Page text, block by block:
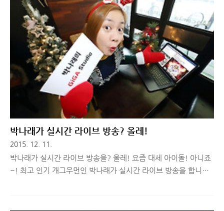
억에 남는 서비스들에 대해서 간단히 정리해보는 시간을 마련했습
니다. 제주도 여행, 그리고 갤럭시 S6와 올레 와이브로 서비스 체
험해단식에서 많은 사람들이 가장 기억에 남는 순간 1위로 선정했
던 '제주도 여행'은 잊지 못할 좋은 추억이 될 것 같습니다. 블로거
생활하면서 1박 2일 여행 가는 일정은 일부러 다 피했..
박나래가 실시간 라이브 방송? 올레!
2015. 12. 11.
박나래가 실시간 라이브 방송을? 올레! 요즘 대세 아이돌! 아니죠
~! 최고 인기 개그우먼인 박나래가 실시간 라이브 방송을 합니다.